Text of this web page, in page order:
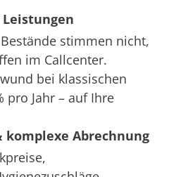
stimmen nicht,
im Callcenter.
bei klassischen
pro Jahr – auf Ihre
komplexe Abrechnung